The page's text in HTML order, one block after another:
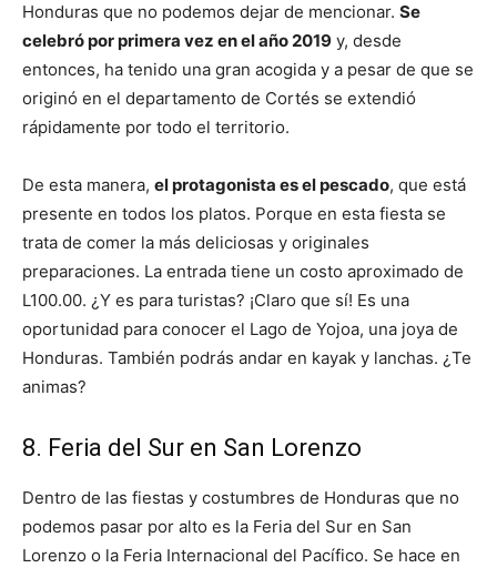
Honduras que no podemos dejar de mencionar. Se
celebró por primera vez en el año 2019 y, desde
entonces, ha tenido una gran acogida y a pesar de que se
originó en el departamento de Cortés se extendió
rápidamente por todo el territorio.
De esta manera, el protagonista es el pescado, que está
presente en todos los platos. Porque en esta fiesta se
trata de comer la más deliciosas y originales
preparaciones. La entrada tiene un costo aproximado de
L100.00. ¿Y es para turistas? ¡Claro que sí! Es una
oportunidad para conocer el Lago de Yojoa, una joya de
Honduras. También podrás andar en kayak y lanchas. ¿Te
animas?
8. Feria del Sur en San Lorenzo
Dentro de las fiestas y costumbres de Honduras que no
podemos pasar por alto es la Feria del Sur en San
Lorenzo o la Feria Internacional del Pacífico. Se hace en